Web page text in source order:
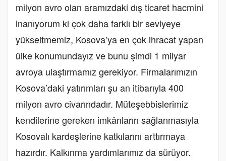
milyon avro olan aramızdaki dış ticaret hacmini
inanıyorum ki çok daha farklı bir seviyeye
yükseltmemiz, Kosova’ya en çok ihracat yapan
ülke konumundayız ve bunu şimdi 1 milyar
avroya ulaştırmamız gerekiyor. Firmalarımızın
Kosova’daki yatırımları şu an itibarıyla 400
milyon avro civarındadır. Müteşebbislerimiz
kendilerine gereken imkânların sağlanmasıyla
Kosovalı kardeşlerine katkılarını arttırmaya
hazırdır. Kalkınma yardımlarımız da sürüyor.